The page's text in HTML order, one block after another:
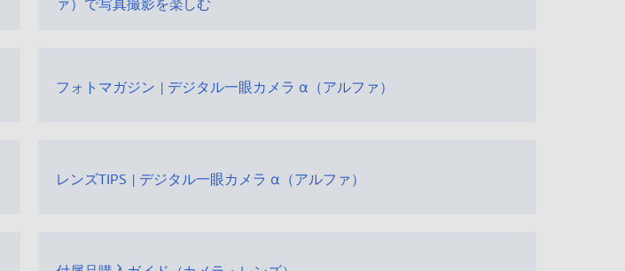
ァ）で写真撮影を楽しむ
フォトマガジン | デジタル一眼カメラ α（アルファ）
レンズTIPS | デジタル一眼カメラ α（アルファ）